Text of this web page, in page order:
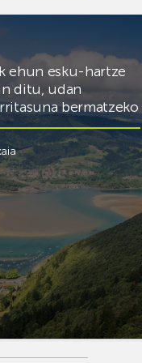
ehun esku-hartze
ditu, udan
bermatzeko